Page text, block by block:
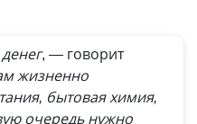
, — говорит
жизненно
бытовая химия,
очередь нужно